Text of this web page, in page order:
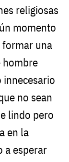
religiosas
momento
una
hombre
innecesario
no sean
lindo pero
en la
a esperar